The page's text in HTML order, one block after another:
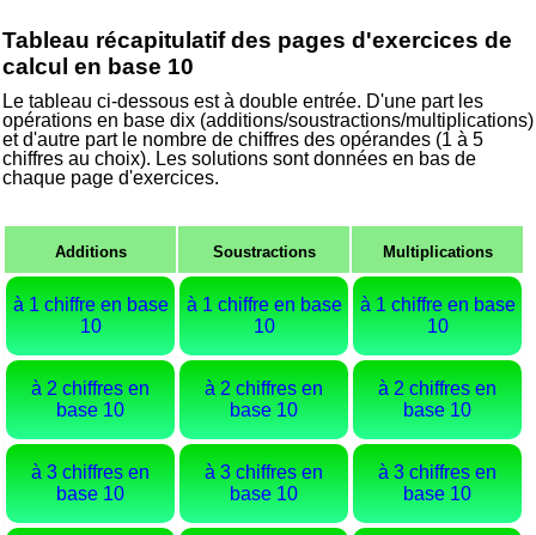
Tableau récapitulatif des pages d'exercices de
calcul en base 10
Le tableau ci-dessous est à double entrée. D'une part les
opérations en base dix (additions/soustractions/multiplications)
et d'autre part le nombre de chiffres des opérandes (1 à 5
chiffres au choix). Les solutions sont données en bas de
chaque page d'exercices.
Additions Soustractions Multiplications
à 1 chiffre en base
10
à 1 chiffre en base
10
à 1 chiffre en base
10
à 2 chiffres en
base 10
à 2 chiffres en
base 10
à 2 chiffres en
base 10
à 3 chiffres en
base 10
à 3 chiffres en
base 10
à 3 chiffres en
base 10